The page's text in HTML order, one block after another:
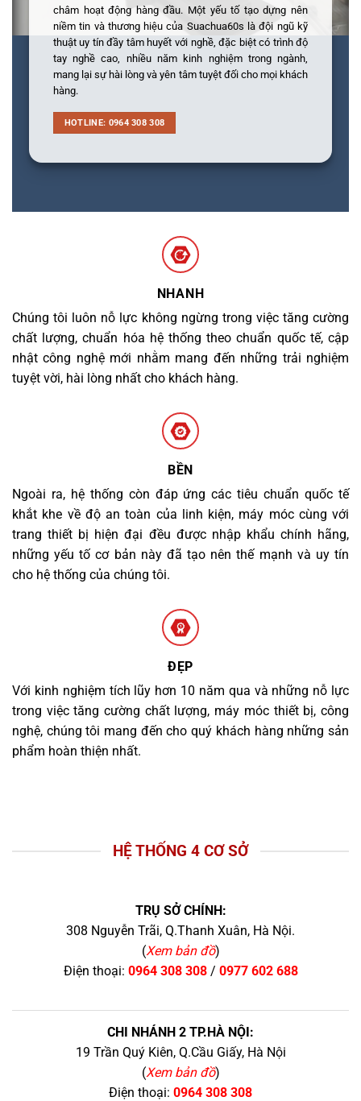
châm hoạt động hàng đầu. Một yếu tố tạo dựng nên
niềm tin và thương hiệu của Suachua60s là đội ngũ kỹ
thuật uy tín đầy tâm huyết với nghề, đặc biệt có trình độ
tay nghề cao, nhiều năm kinh nghiệm trong ngành,
mang lại sự hài lòng và yên tâm tuyệt đối cho mọi khách
hàng.
HOTLINE: 0964 308 308
NHANH
Chúng tôi luôn nỗ lực không ngừng trong việc tăng cường
chất lượng, chuẩn hóa hệ thống theo chuẩn quốc tế, cập
nhật công nghệ mới nhằm mang đến những trải nghiệm
tuyệt vời, hài lòng nhất cho khách hàng.
BỀN
Ngoài ra, hệ thống còn đáp ứng các tiêu chuẩn quốc tế
khắt khe về độ an toàn của linh kiện, máy móc cùng với
trang thiết bị hiện đại đều được nhập khẩu chính hãng,
những yếu tố cơ bản này đã tạo nên thế mạnh và uy tín
cho hệ thống của chúng tôi.
ĐẸP
Với kinh nghiệm tích lũy hơn 10 năm qua và những nỗ lực
trong việc tăng cường chất lượng, máy móc thiết bị, công
nghệ, chúng tôi mang đến cho quý khách hàng những sản
phẩm hoàn thiện nhất.
HỆ THỐNG 4 CƠ SỞ
TRỤ SỞ CHÍNH:
308 Nguyễn Trãi, Q.Thanh Xuân, Hà Nội.
(Xem bản đồ)
Điện thoại: 0964 308 308/ 0977 602 688
CHI NHÁNH 2 TP.HÀ NỘI:
19 Trần Quý Kiên, Q.Cầu Giấy, Hà Nội
(Xem bản đồ)
Điện thoại: 0964 308 308